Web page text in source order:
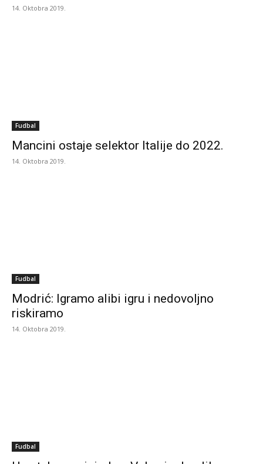
14. Oktobra 2019.
Fudbal
Mancini ostaje selektor Italije do 2022.
14. Oktobra 2019.
Fudbal
Modrić: Igramo alibi igru i nedovoljno
riskiramo
14. Oktobra 2019.
Fudbal